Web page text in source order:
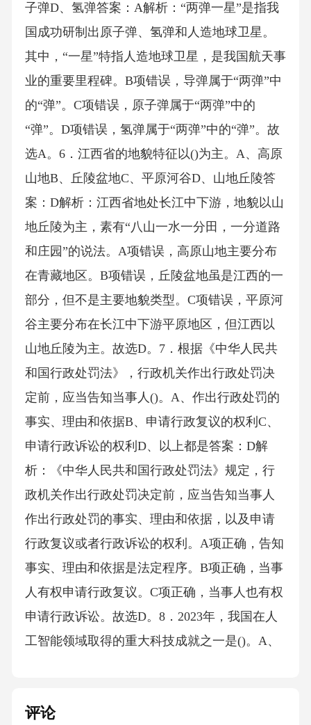
子弹D、氢弹答案：A解析：“两弹一星”是指我
国成功研制出原子弹、氢弹和人造地球卫星。
其中，“一星”特指人造地球卫星，是我国航天事
业的重要里程碑。B项错误，导弹属于“两弹”中
的“弹”。C项错误，原子弹属于“两弹”中的
“弹”。D项错误，氢弹属于“两弹”中的“弹”。故
选A。6．江西省的地貌特征以()为主。A、高原
山地B、丘陵盆地C、平原河谷D、山地丘陵答
案：D解析：江西省地处长江中下游，地貌以山
地丘陵为主，素有“八山一水一分田，一分道路
和庄园”的说法。A项错误，高原山地主要分布
在青藏地区。B项错误，丘陵盆地虽是江西的一
部分，但不是主要地貌类型。C项错误，平原河
谷主要分布在长江中下游平原地区，但江西以
山地丘陵为主。故选D。7．根据《中华人民共
和国行政处罚法》，行政机关作出行政处罚决
定前，应当告知当事人()。A、作出行政处罚的
事实、理由和依据B、申请行政复议的权利C、
申请行政诉讼的权利D、以上都是答案：D解
析：《中华人民共和国行政处罚法》规定，行
政机关作出行政处罚决定前，应当告知当事人
作出行政处罚的事实、理由和依据，以及申请
行政复议或者行政诉讼的权利。A项正确，告知
事实、理由和依据是法定程序。B项正确，当事
人有权申请行政复议。C项正确，当事人也有权
申请行政诉讼。故选D。8．2023年，我国在人
工智能领域取得的重大科技成就之一是()。A、
用D、攻克了高温超导材料的研究答案：B解
评论